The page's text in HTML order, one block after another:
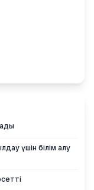
үшін білім алу